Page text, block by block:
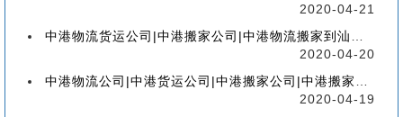
2020-04-21
中港物流货运公司|中港搬家公司|中港物流搬家到汕头的流程、联运、包装、价格、电话、标准
2020-04-20
中港物流公司|中港货运公司|中港搬家公司|中港搬家到珠海的流程、联运、包装、价格、电话
2020-04-19